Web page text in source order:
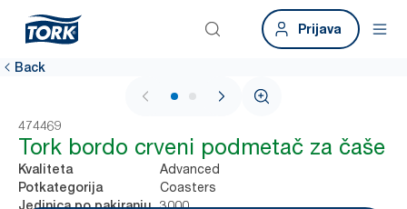
Prijava
Back
1 / 2
474469
Tork bordo crveni podmetač za čaše
Kvaliteta Advanced
Potkategorija Coasters
Jedinica po pakiranju
3000